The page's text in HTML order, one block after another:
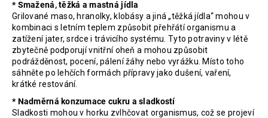
* Smažená, těžká a mastná jídla
Grilované maso, hranolky, klobásy a jiná „těžká jídla“ mohou v
kombinaci s letním teplem způsobit přehřátí organismu a
zatížení jater, srdce i trávicího systému. Tyto potraviny v létě
zbytečně podporují vnitřní oheň a mohou způsobit
podrážděnost, pocení, pálení žáhy nebo vyrážku. Místo toho
sáhněte po lehčích formách přípravy jako dušení, vaření,
krátké restování.
* Nadměrná konzumace cukru a sladkostí
Sladkosti mohou v horku zvlhčovat organismus, což se projeví